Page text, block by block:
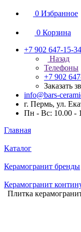
0 Избранное
0 Корзина
+7 902 647-15-34
Назад
Телефоны
+7 902
Заказать
info@bars-
г. Пермь, ул.
Пн - Вс: 10.00 -
Главная
Каталог
Керамогранит бренды
Керамогранит
Плитка